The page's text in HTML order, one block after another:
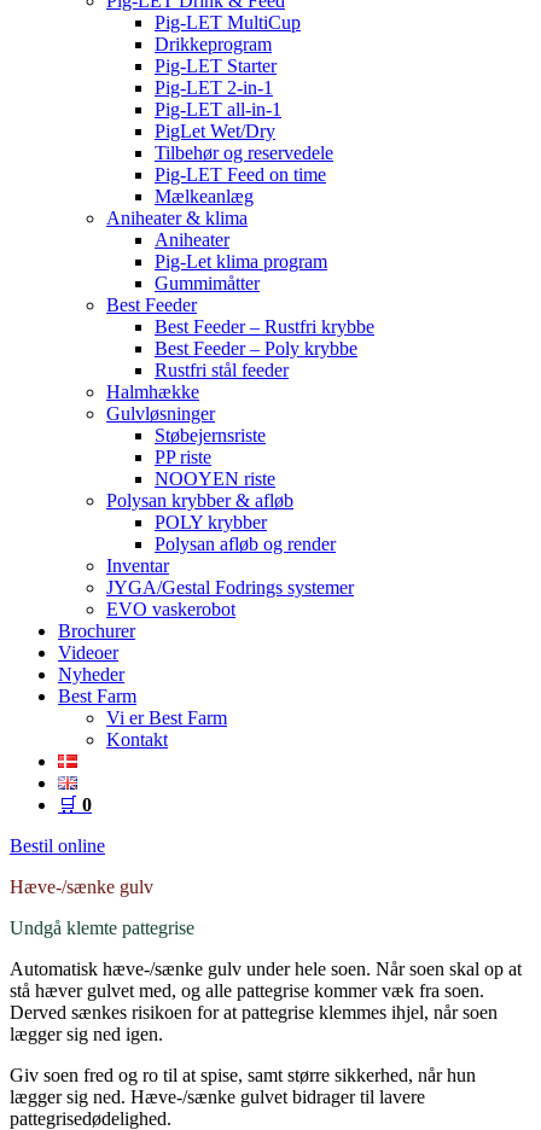
Pig-LET MultiCup
Drikkeprogram
Pig-LET Starter
Pig-LET 2-in-1
Pig-LET all-in-1
PigLet Wet/Dry
Tilbehør og reservedele
Pig-LET Feed on time
Mælkeanlæg
Aniheater & klima
Aniheater
Pig-Let klima program
Gummimåtter
Best Feeder
Best Feeder – Rustfri krybbe
Best Feeder – Poly krybbe
Rustfri stål feeder
Halmhække
Gulvløsninger
Støbejernsriste
PP riste
NOOYEN riste
Polysan krybber & afløb
POLY krybber
Polysan afløb og render
Inventar
JYGA/Gestal Fodrings systemer
EVO vaskerobot
Brochurer
Videoer
Nyheder
Best Farm
Vi er Best Farm
Kontakt
🛒 0
Bestil online
Hæve-/sænke gulv
Undgå klemte pattegrise
Automatisk hæve-/sænke gulv under hele soen. Når soen skal op at
stå hæver gulvet med, og alle pattegrise kommer væk fra soen.
Derved sænkes risikoen for at pattegrise klemmes ihjel, når soen
lægger sig ned igen.
Giv soen fred og ro til at spise, samt større sikkerhed, når hun
lægger sig ned. Hæve-/sænke gulvet bidrager til lavere
pattegrisedødelighed.